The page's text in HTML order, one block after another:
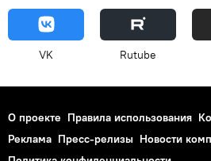
VK Rutube
О проекте Правила использования
Реклама Пресс-релизы Новости